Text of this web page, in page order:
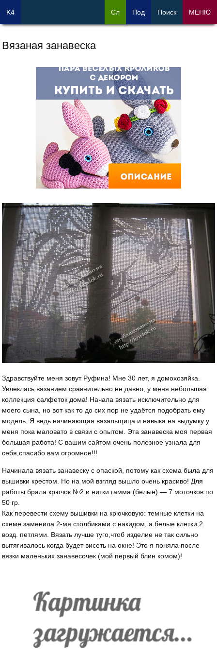
Вязаная занавеска
Здравствуйте меня зовут Руфина! Мне 30 лет, я домохозяйка.
Увлеклась вязанием сравнительно не давно, у меня небольшая
коллекция салфеток дома! Начала вязать исключительно для
моего сына, но вот как то до сих пор не удаётся подобрать ему
модель. Я ведь начинающая вязальщица и навыка на выдумку у
меня пока маловато в связи с опытом. Эта занавеска моя первая
большая работа! С вашим сайтом очень полезное узнала для
себя,спасибо вам огромное!!!
Начинала вязать занавеску с опаской, потому как схема была для
вышивки крестом. Но на мой взгляд вышло очень красиво! Для
работы брала крючок №2 и нитки гамма (белые) — 7 моточков по
50 гр.
Как перевести схему вышивки на крючковую: темные клетки на
схеме заменила 2-мя столбиками с накидом, а белые клетки 2
возд. петлями. Вязать лучше туго,чтоб изделие не так сильно
вытягивалось когда будет висеть на окне! Это я поняла после
вязки маленьких занавесочек (мой первый блин комом)!
K4 Сл Под Поиск МЕНЮ